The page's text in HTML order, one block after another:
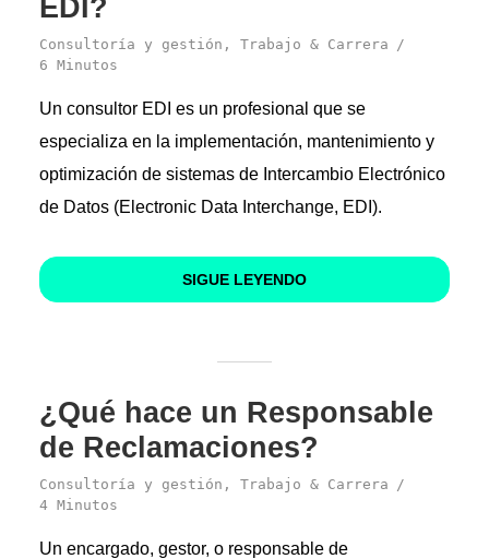
EDI?
Consultoría y gestión , Trabajo & Carrera
6 Minutos
Un consultor EDI es un profesional que se
especializa en la implementación, mantenimiento y
optimización de sistemas de Intercambio Electrónico
de Datos (Electronic Data Interchange, EDI).
SIGUE LEYENDO
¿Qué hace un Responsable
de Reclamaciones?
Consultoría y gestión , Trabajo & Carrera
4 Minutos
Un encargado, gestor, o responsable de